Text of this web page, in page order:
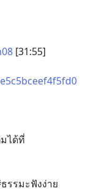
[31:55]
ได้ที่
รรมะฟังง่าย